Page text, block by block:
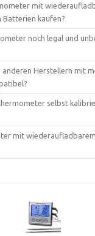
mit
kaufen?
noch legal und
anderen Herstellern mit
selbst
mit